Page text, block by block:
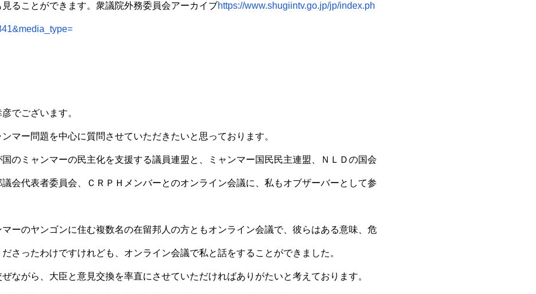
ることができます。衆議院外務委員会アーカイブhttps://www.shugiintv.go.jp/jp/index.ph
でございます。
マー問題を中心に質問させていただきたいと思っております。
のミャンマーの民主化を支援する議員連盟と、ミャンマー国民民主連盟、ＮＬＤの国会
会代表者委員会、ＣＲＰＨメンバーとのオンライン会議に、私もオブザーバーとして参
マーのヤンゴンに住む複数名の在留邦人の方ともオンライン会議で、彼らはある意味、危
さったわけですけれども、オンライン会議で私と話をすることができました。
ながら、大臣と意見交換を率直にさせていただければありがたいと考えております。